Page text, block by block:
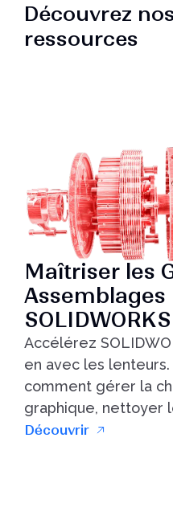
Découvrez
ressources
Maîtriser les
Assemblages
SOLIDWORKS
Accélérez
en avec les
comment gérer la
graphique, nettoyer
Découvrir